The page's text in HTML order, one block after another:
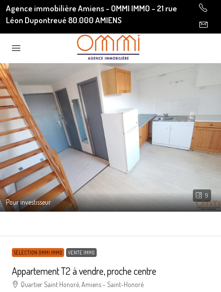
Agence immobilière Amiens - OMMI IMMO - 21 rue
Léon Dupontreué 80.000 AMIENS
9
Pour investisseur
SÉLECTION OMMI IMMO VENTE IMMO
Appartement T2 à vendre, proche centre
Quartier Saint Honoré, Amiens - Saint-Honoré